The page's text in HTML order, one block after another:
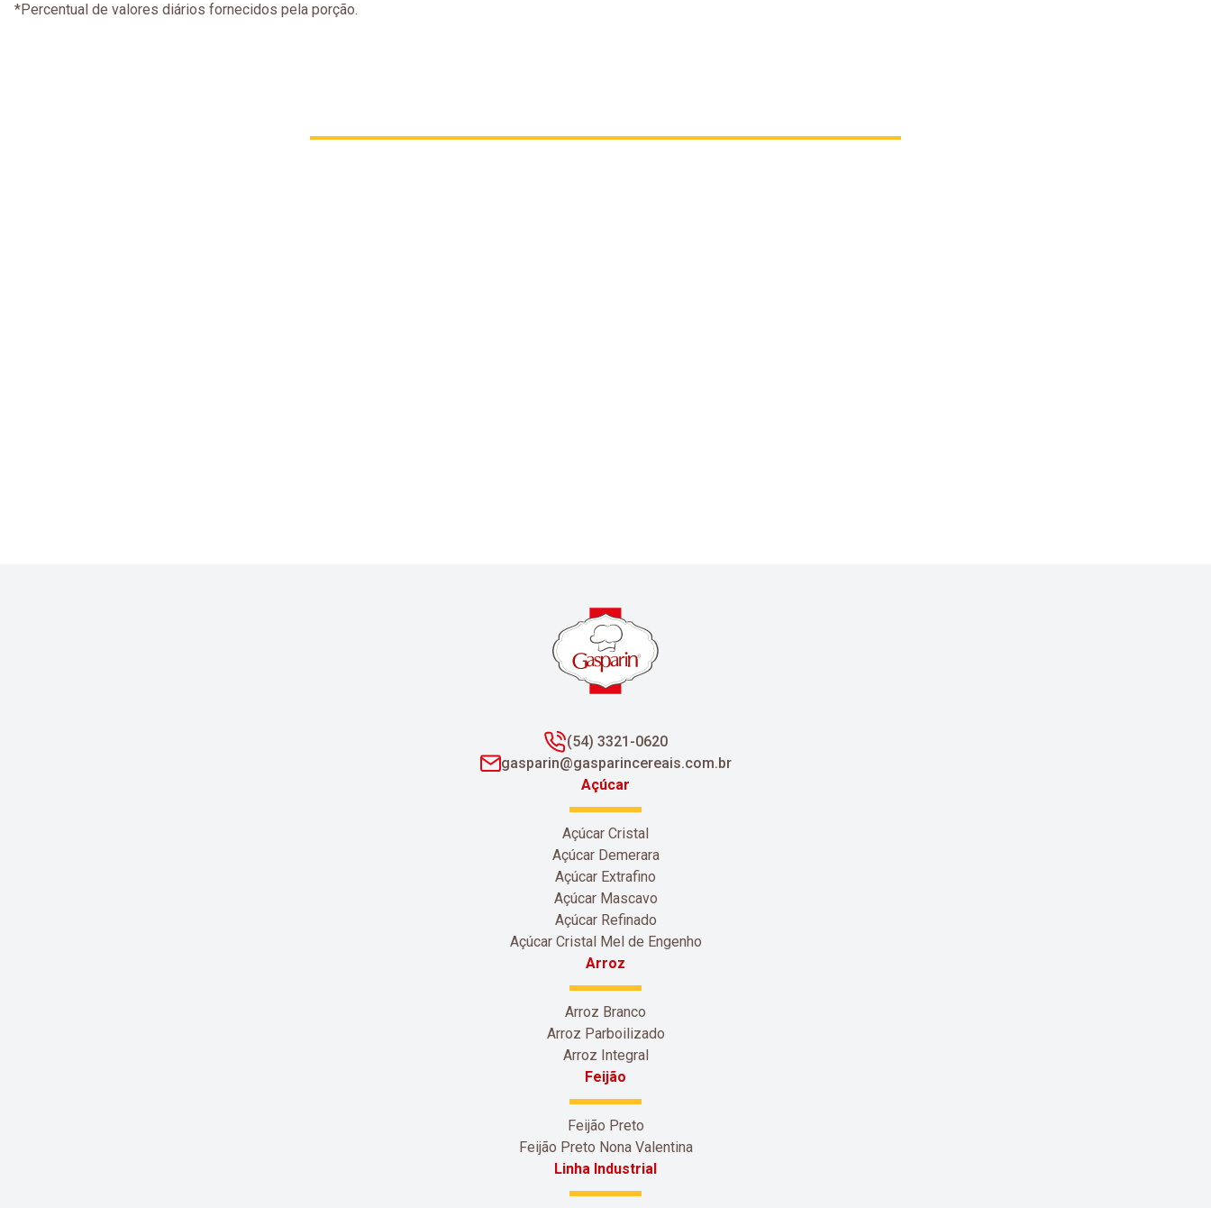
*Percentual de valores diários fornecidos pela porção.
(54) 3321-0620
gasparin@gasparincereais.com.br
Açúcar
Açúcar Cristal
Açúcar Demerara
Açúcar Extrafino
Açúcar Mascavo
Açúcar Refinado
Açúcar Cristal Mel de Engenho
Arroz
Arroz Branco
Arroz Parboilizado
Arroz Integral
Feijão
Feijão Preto
Feijão Preto Nona Valentina
Linha Industrial